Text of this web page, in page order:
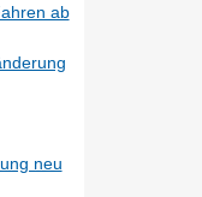
ab
neu